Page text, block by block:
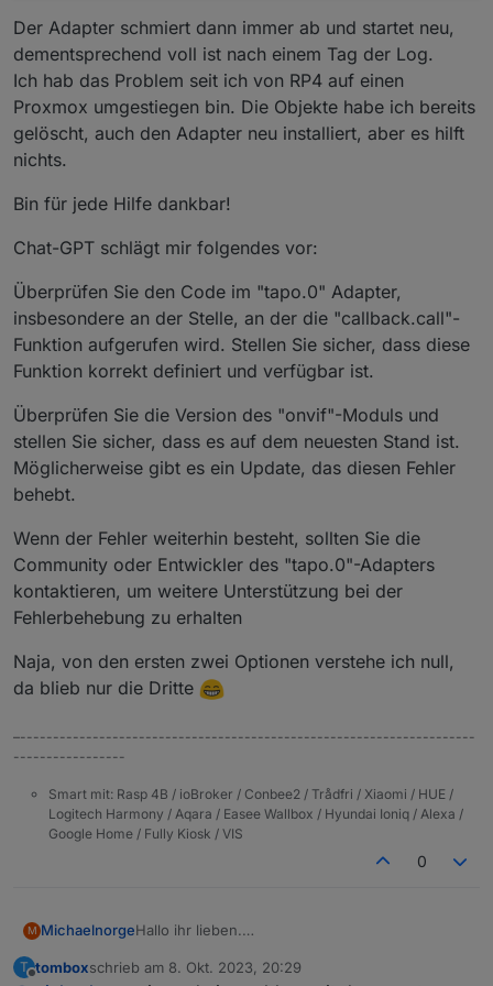
tapo.0 | 2023 -10-07 18 : 14:11.698 | warn | Terminated
tapo.0 | 2023 -10-07 18 : 14:11.698 | info |
tapo. 0 | 2023-10-07 18 :14 :11.686 | error | callback.
tapo.0 | 2023-10-07 18:14:11.685 | error |
tapo.0 | 2023-10 -07 18:14:11.685 | error | uncaught
Der Adapter schmiert dann immer ab und startet neu,
dementsprechend voll ist nach einem Tag der Log.
Ich hab das Problem seit ich von RP4 auf einen
Proxmox umgestiegen bin. Die Objekte habe ich bereits
gelöscht, auch den Adapter neu installiert, aber es hilft
nichts.
Bin für jede Hilfe dankbar!
Chat-GPT schlägt mir folgendes vor:
Überprüfen Sie den Code im "tapo.0" Adapter,
insbesondere an der Stelle, an der die "callback.call"-
Funktion aufgerufen wird. Stellen Sie sicher, dass diese
Funktion korrekt definiert und verfügbar ist.
Überprüfen Sie die Version des "onvif"-Moduls und
stellen Sie sicher, dass es auf dem neuesten Stand ist.
Möglicherweise gibt es ein Update, das diesen Fehler
behebt.
Wenn der Fehler weiterhin besteht, sollten Sie die
Community oder Entwickler des "tapo.0"-Adapters
kontaktieren, um weitere Unterstützung bei der
Fehlerbehebung zu erhalten
Naja, von den ersten zwei Optionen verstehe ich null,
da blieb nur die Dritte
–---------------------------------------------------------------------
-----------------
Smart mit: Rasp 4B / ioBroker / Conbee2 / Trådfri / Xiaomi / HUE /
Logitech Harmony / Aqara / Easee Wallbox / Hyundai Ioniq / Alexa /
Google Home / Fully Kiosk / VIS
0
M MichaelnorgeHallo ihr lieben.
Fehlermeldungen auf sich hat, die alle 5 Minuten
tapo.0 | 2023-10-07 18:14:43.918 | info |
T tomboxschrieb am 8. Okt. 2023, 20:29
zuletzt editiert von